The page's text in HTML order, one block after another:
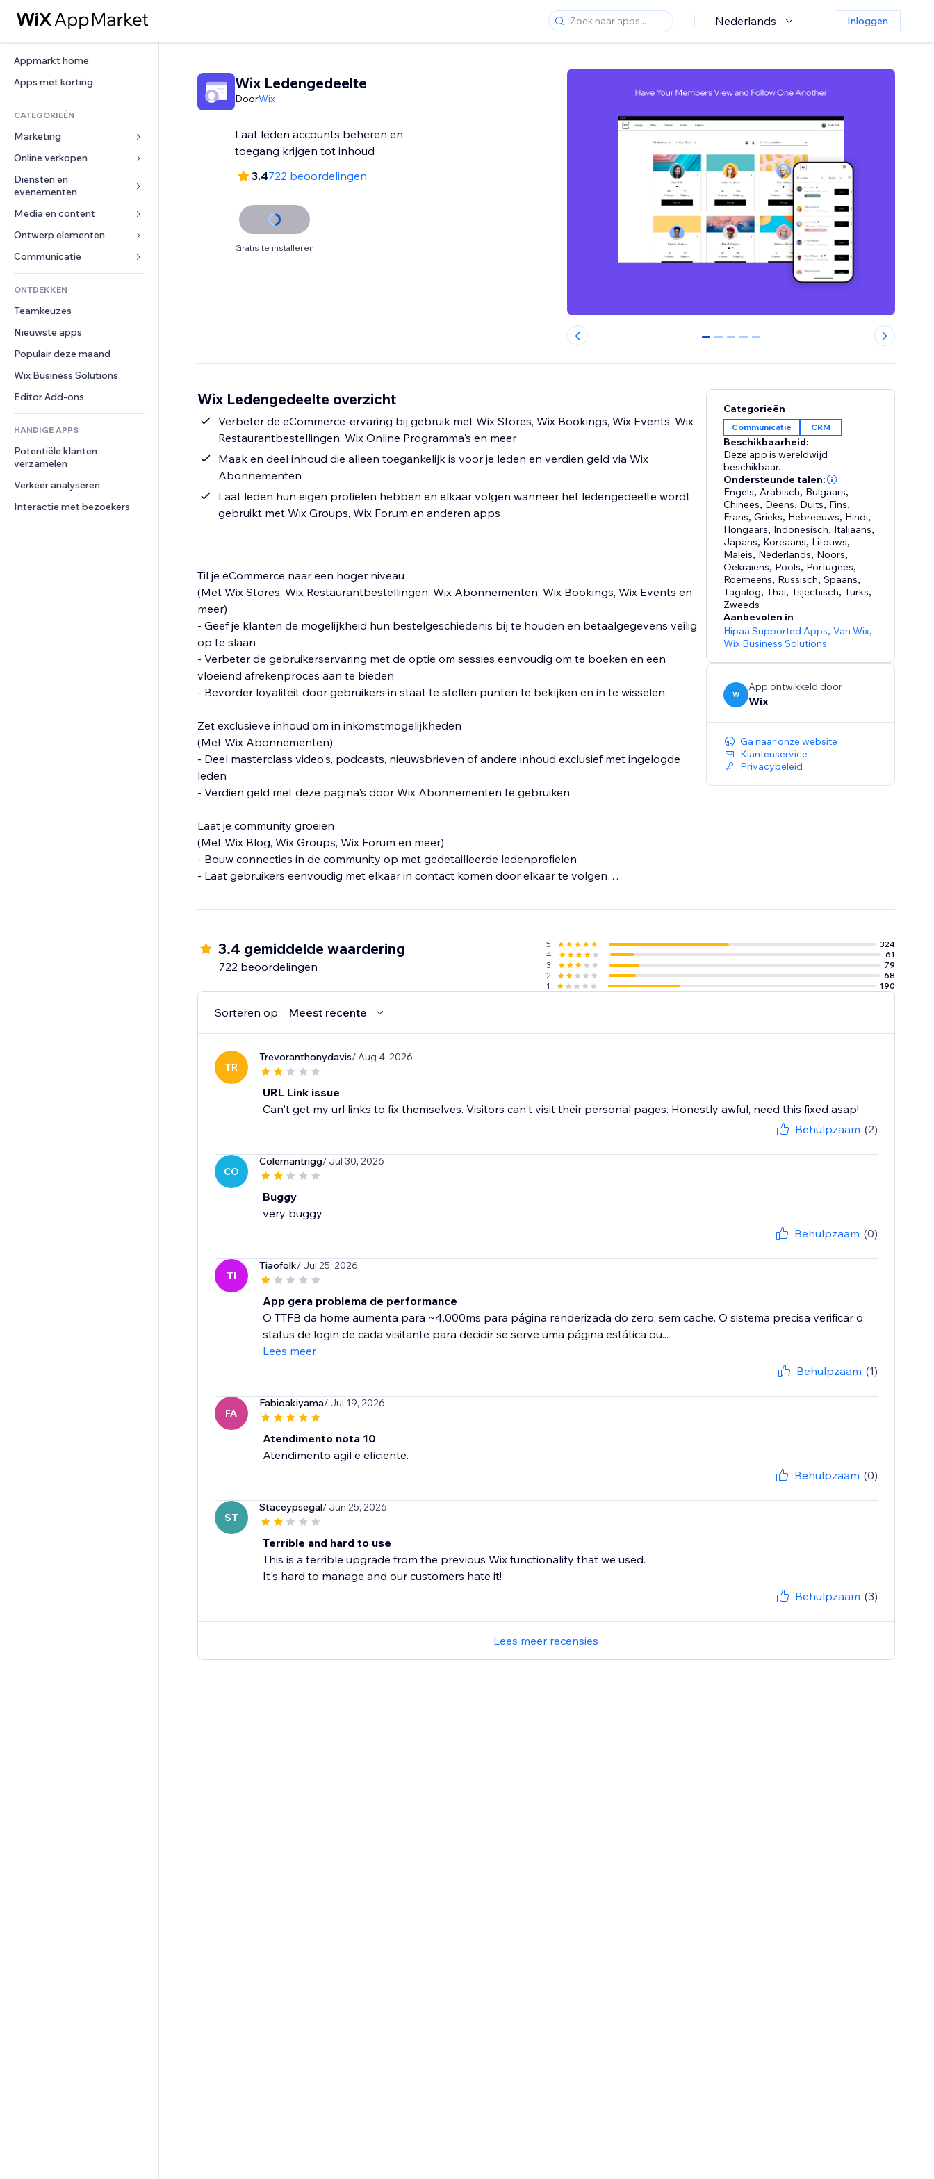
Nederlands Inloggen
Appmarkt home
Apps met korting
CATEGORIEËN
Marketing
Advertenties
Mobiel
Analytics
Social media
SEO
Betrokkenheid
Websitevermeldingen
E-mail
Conversie
Online verkopen
Apps voor webshops
Verzending en levering
Verkoopknoppen
Online cursussen
Print on demand
Boekhouding
Coupons en loyaliteit
Opslagoplossingen
Dropshipping
Prijzen en abonnementen
Crowdfunding
Eten en drinken
Diensten en
evenementen
Hotels
Evenementen
Restaurants
Vastgoed
Boekingen
Media en content
Galerij
Muziek
Podcasts
Fotografie
Video
PDF
Bestanden delen
Nieuws
Ontwerp elementen
Kaarten en navigatie
Privacy en beveiliging
Ontime
Pagina templates
Afbeeldingseffecten
Knoppen en menu's
Banners en badges
Rekenmachines
Zoeken
Weer
Grafieken en tabellen
Formulieren
Enquêtes
Chat
Opmerkingen
Telefoonnummer
Community
Beoordelingen en testimonials
CRM
ONTDEKKEN
Teamkeuzes
Nieuwste apps
Populair deze maand
Wix Business Solutions
Editor Add-ons
HANDIGE APPS
Potentiële klanten
verzamelen
Verkeer analyseren
Interactie met bezoekers
Wix Ledengedeelte
DoorWix
Laat leden accounts beheren en
toegang krijgen tot inhoud
3.4722 beoordelingen
Gratis te installeren
0 1 2 3 4
Wix Ledengedeelte overzicht
Verbeter de eCommerce-ervaring bij gebruik met Wix Stores, Wix Bookings, Wix Events, Wix
Restaurantbestellingen, Wix Online Programma's en meer
Maak en deel inhoud die alleen toegankelijk is voor je leden en verdien geld via Wix
Abonnementen
Laat leden hun eigen profielen hebben en elkaar volgen wanneer het ledengedeelte wordt
gebruikt met Wix Groups, Wix Forum en anderen apps
Til je eCommerce naar een hoger niveau
(Met Wix Stores, Wix Restaurantbestellingen, Wix Abonnementen, Wix Bookings, Wix Events en
meer)
- Geef je klanten de mogelijkheid hun bestelgeschiedenis bij te houden en betaalgegevens veilig
op te slaan
- Verbeter de gebruikerservaring met de optie om sessies eenvoudig om te boeken en een
vloeiend afrekenproces aan te bieden
- Bevorder loyaliteit door gebruikers in staat te stellen punten te bekijken en in te wisselen
Zet exclusieve inhoud om in inkomstmogelijkheden
(Met Wix Abonnementen)
- Deel masterclass video's, podcasts, nieuwsbrieven of andere inhoud exclusief met ingelogde
leden
- Verdien geld met deze pagina's door Wix Abonnementen te gebruiken
Laat je community groeien
(Met Wix Blog, Wix Groups, Wix Forum en meer)
- Bouw connecties in de community op met gedetailleerde ledenprofielen
- Laat gebruikers eenvoudig met elkaar in contact komen door elkaar te volgen
- Wijzig privacy-instellingen en bepaal wie je ledenprofielen kan zien
Categorieën
Communicatie CRM
Beschikbaarheid:
Deze app is wereldwijd
beschikbaar.
Ondersteunde talen:
Engels, Arabisch, Bulgaars,
Chinees, Deens, Duits, Fins,
Frans,Grieks, Hebreeuws, Hindi,
Hongaars, Indonesisch, Italiaans,
Japans, Koreaans, Litouws,
Maleis, Nederlands, Noors,
Oekraïens, Pools, Portugees,
Roemeens, Russisch,Spaans,
Tagalog,Thai,Tsjechisch,Turks,
Zweeds
Aanbevolen in
Hipaa Supported Apps,Van Wix,
Wix Business Solutions
W
App ontwikkeld door
Wix
Ga naar onze website
Klantenservice
Privacybeleid
3.4 gemiddelde waardering
722 beoordelingen
5
324
4
61
3
79
2
68
1
190
Sorteren op: Meest recente
TR
Trevoranthonydavis/ Aug 4, 2026
URL Link issue
Can't get my url links to fix themselves. Visitors can't visit their personal pages. Honestly awful, need this fixed asap!
Behulpzaam (2)
CO
Colemantrigg/ Jul 30, 2026
Buggy
very buggy
Behulpzaam (0)
TI
Tiaofolk/ Jul 25, 2026
App gera problema de performance
O TTFB da home aumenta para ~4.000ms para página renderizada do zero, sem cache. O sistema precisa verificar o
status de login de cada visitante para decidir se serve uma página estática ou...
Lees meer
Behulpzaam (1)
FA
Fabioakiyama/ Jul 19, 2026
Atendimento nota 10
Atendimento agil e eficiente.
Behulpzaam (0)
ST
Staceypsegal/ Jun 25, 2026
Terrible and hard to use
This is a terrible upgrade from the previous Wix functionality that we used.
It's hard to manage and our customers hate it!
Behulpzaam (3)
Lees meer recensies